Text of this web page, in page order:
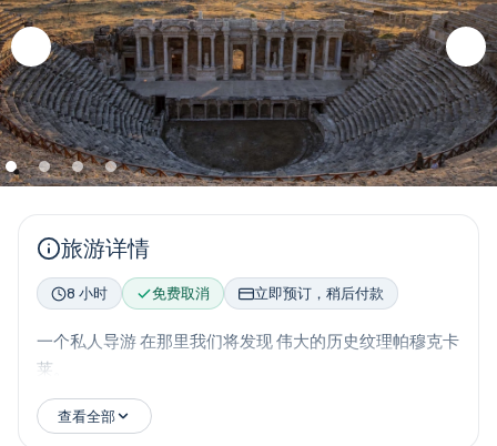
旅游详情
8 小时 免费取消 立即预订，稍后付款
一个私人导游 在那里我们将发现 伟大的历史纹理帕穆克卡
莱。
查看全部